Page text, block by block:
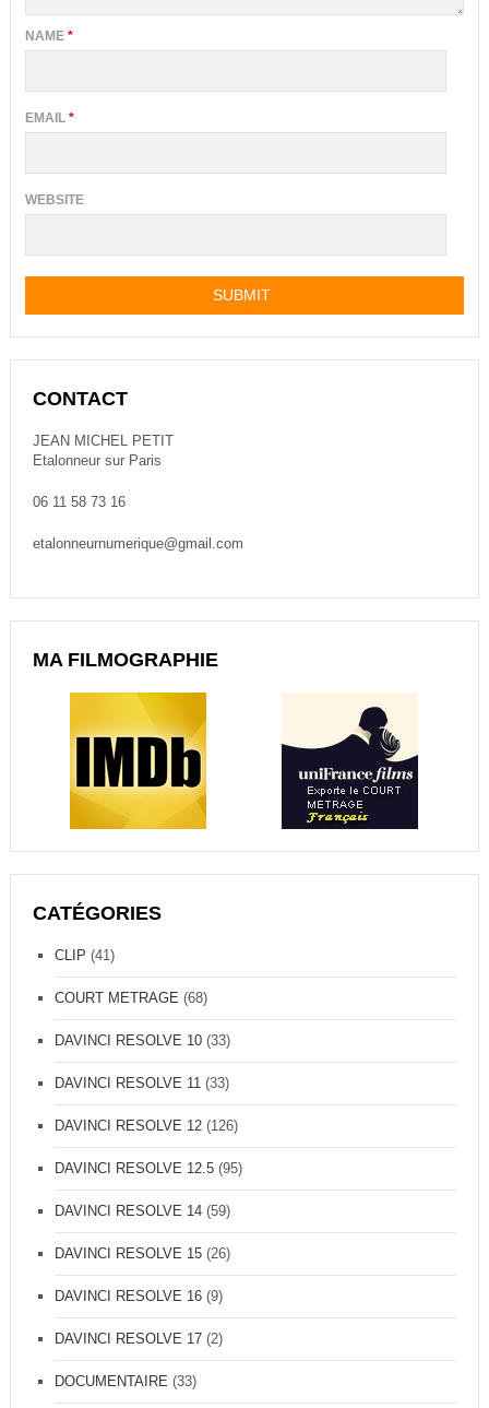
NAME *
EMAIL *
WEBSITE
CONTACT
JEAN MICHEL PETIT
Etalonneur sur Paris
06 11 58 73 16
etalonneurnumerique@gmail.com
MA FILMOGRAPHIE
CATÉGORIES
CLIP (41)
COURT METRAGE (68)
DAVINCI RESOLVE 10(33)
DAVINCI RESOLVE 11 (33)
DAVINCI RESOLVE 12(126)
DAVINCI RESOLVE 12.5(95)
DAVINCI RESOLVE 14(59)
DAVINCI RESOLVE 15(26)
DAVINCI RESOLVE 16(9)
DAVINCI RESOLVE 17(2)
DOCUMENTAIRE (33)